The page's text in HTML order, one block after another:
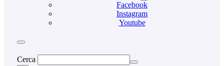
Facebook
Instagram
Youtube
Cerca